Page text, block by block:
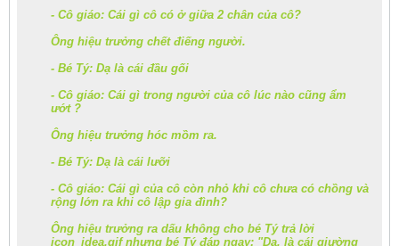
- Cô giáo: Cái gì cô có ở giữa 2 chân của cô?
Ông hiệu trưởng chết điếng người.
- Bé Tý: Dạ là cái đầu gối
- Cô giáo: Cái gì trong người của cô lúc nào cũng ẩm
ướt ?
Ông hiệu trưởng hóc mồm ra.
- Bé Tý: Dạ là cái lưỡi
- Cô giáo: Cái gì của cô còn nhỏ khi cô chưa có chồng và
rộng lớn ra khi cô lập gia đình?
Ông hiệu trưởng ra dấu không cho bé Tý trả lời
icon_idea.gif nhưng bé Tý đáp ngay: "Dạ, là cái giường